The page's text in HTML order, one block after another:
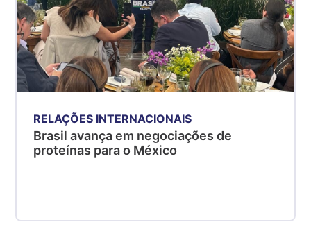
RELAÇÕES INTERNACIONAIS
Brasil avança em negociações de
proteínas para o México